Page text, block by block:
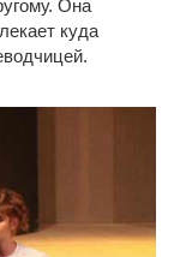
Она
куда